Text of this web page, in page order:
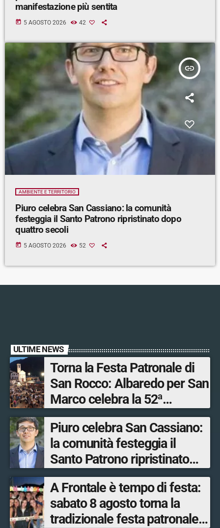
manifestazione più sentita
today 5 AGOSTO 2026 42
insert_link
AMBIENTE E TERRITORIO
Piuro celebra San Cassiano: la comunità
festeggia il Santo Patrono ripristinato dopo
quattro secoli
today 5 AGOSTO 2026 52
ULTIME NEWS
Torna la Festa Patronale di
San Rocco: Albaredo per San
Marco celebra la 52ª
edizione della sua
manifestazione più sentita
Piuro celebra San Cassiano:
la comunità festeggia il
Santo Patrono ripristinato
dopo quattro secoli
A Frontale è tempo di festa:
sabato 8 agosto torna la
tradizionale festa patronale